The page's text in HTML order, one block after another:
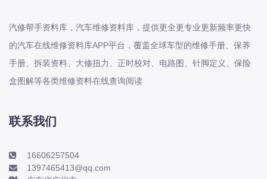
宾利
本田
本田-东风本田
本田-广州本田
标致
标致-进口
比亚迪
汽修帮手资料库，汽车维修资料库，提供更全更专业更新频率更快
的汽车在线维修资料库APP平台，覆盖全球车型的维修手册、保养
手册、拆装资料、大修扭力、正时校对、电路图、针脚定义、保险
盒图解等各类维修资料在线查询阅读
联系我们
16606257504
1397465413@qq.com